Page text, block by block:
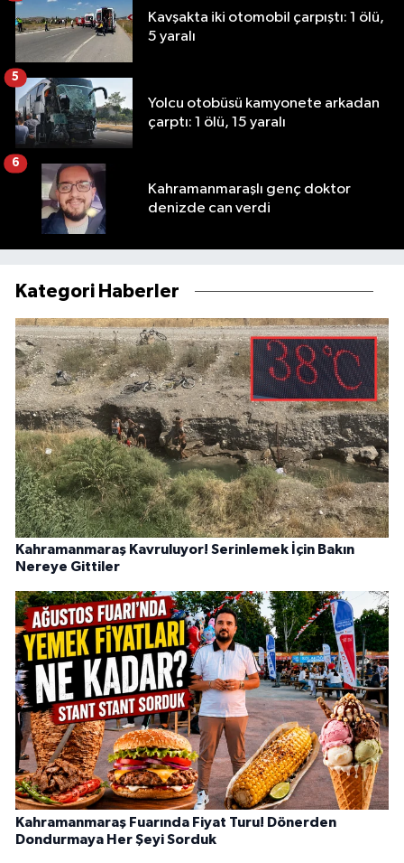
Kavşakta iki otomobil çarpıştı: 1 ölü,
5 yaralı
Yolcu otobüsü kamyonete arkadan
çarptı: 1 ölü, 15 yaralı
5
Kahramanmaraşlı genç doktor
denizde can verdi
6
Kategori Haberler
Kahramanmaraş Kavruluyor! Serinlemek İçin Bakın
Nereye Gittiler
Kahramanmaraş Fuarında Fiyat Turu! Dönerden
Dondurmaya Her Şeyi Sorduk